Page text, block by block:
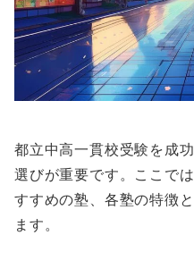
都立中高一貫校受験を成
選びが重要です。ここで
すすめの塾、各塾の特徴
ます。